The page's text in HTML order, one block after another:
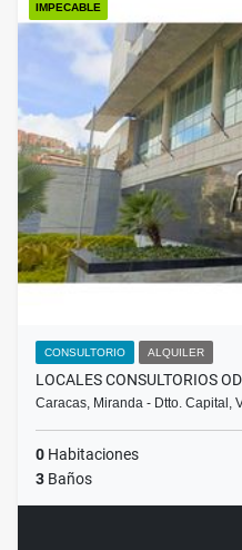
IMPECABLE
CONSULTORIO ALQUILER
LOCALES CONSULTORIOS
Caracas, Miranda - Dtto. Capital,
0 Habitaciones
3 Baños